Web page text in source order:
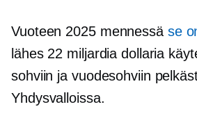
Vuoteen 2025 mennessä se
lähes 22 miljardia dollaria
sohviin ja vuodesohviin
Yhdysvalloissa.